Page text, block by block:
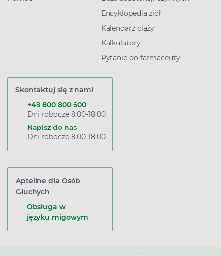
Encyklopedia ziół
Kalendarz ciąży
Kalkulatory
Pytanie do farmaceuty
Skontaktuj się z nami
+48 800 800 600
Dni robocze 8:00-18:00
Napisz do nas
Dni robocze 8:00-18:00
Apteline dla Osób
Głuchych
Obsługa w
języku migowym